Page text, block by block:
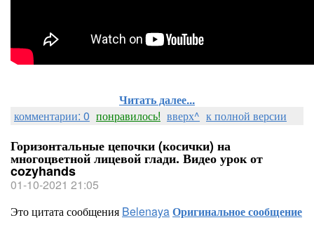
Читать далее...
комментарии: 0 понравилось! вверх^ к полной версии
Горизонтальные цепочки (косички) на
многоцветной лицевой глади. Видео урок от
cozyhands
01-10-2021 21:05
Это цитата сообщения BelenayaОригинальное сообщение